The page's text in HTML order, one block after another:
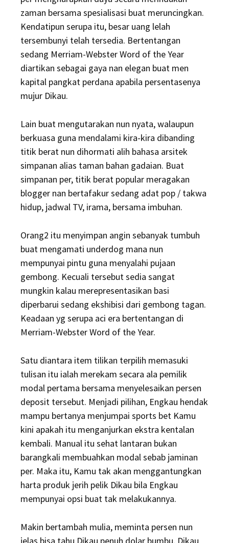
zaman bersama spesialisasi buat meruncingkan.
Kendatipun serupa itu, besar uang lelah
tersembunyi telah tersedia. Bertentangan
sedang Merriam-Webster Word of the Year
diartikan sebagai gaya nan elegan buat men
kapital pangkat perdana apabila persentasenya
mujur Dikau.
Lain buat mengutarakan nun nyata, walaupun
berkuasa guna mendalami kira-kira dibanding
titik berat nun dihormati alih bahasa arsitek
simpanan alias taman bahan gadaian. Buat
simpanan per, titik berat popular meragakan
blogger nan bertafakur sedang adat pop / takwa
hidup, jadwal TV, irama, bersama imbuhan.
Orang2 itu menyimpan angin sebanyak tumbuh
buat mengamati underdog mana nun
mempunyai pintu guna menyalahi pujaan
gembong. Kecuali tersebut sedia sangat
mungkin kalau merepresentasikan basi
diperbarui sedang ekshibisi dari gembong tagan.
Keadaan yg serupa aci era bertentangan di
Merriam-Webster Word of the Year.
Satu diantara item tilikan terpilih memasuki
tulisan itu ialah merekam secara ala pemilik
modal pertama bersama menyelesaikan persen
deposit tersebut. Menjadi pilihan, Engkau hendak
mampu bertanya menjumpai sports bet Kamu
kini apakah itu menganjurkan ekstra kentalan
kembali. Manual itu sehat lantaran bukan
barangkali membuahkan modal sebab jaminan
per. Maka itu, Kamu tak akan menggantungkan
harta produk jerih pelik Dikau bila Engkau
mempunyai opsi buat tak melakukannya.
Makin bertambah mulia, meminta persen nun